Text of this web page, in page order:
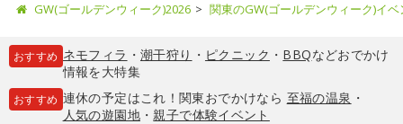
GW(ゴールデンウィーク)2026 関東のGW(ゴールデンウィーク)イ
おすすめ ネモフィラ ・ 潮干狩り ・ ピクニック ・ BBQなどおでかけ
情報を大特集
おすすめ 連休の予定はこれ！関東おでかけなら 至福の温泉 ・
人気の遊園地・親子で体験イベント